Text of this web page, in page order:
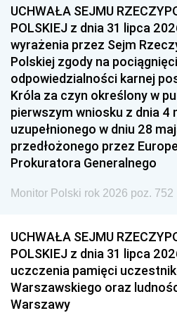
UCHWAŁA SEJMU
POLSKIEJ z dnia 31 lipca
wyrażenia przez Sejm
Polskiej zgody na
odpowiedzialności karnej
Króla za czyn określony w
pierwszym wniosku z dnia 4
uzupełnionego w dniu 28
przedłożonego przez
Prokuratora Generalnego
Monitor Polski rok 2026 poz. 752
UCHWAŁA SEJMU
POLSKIEJ z dnia 31 lipca
uczczenia pamięci
Warszawskiego oraz
Warszawy